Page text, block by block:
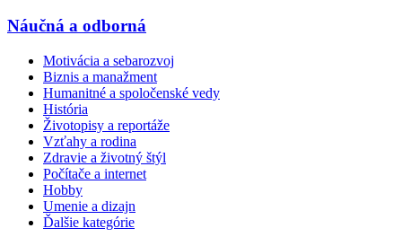
Náučná a odborná
Motivácia a sebarozvoj
Biznis a manažment
Humanitné a spoločenské vedy
História
Životopisy a reportáže
Vzťahy a rodina
Zdravie a životný štýl
Počítače a internet
Hobby
Umenie a dizajn
Ďalšie kategórie